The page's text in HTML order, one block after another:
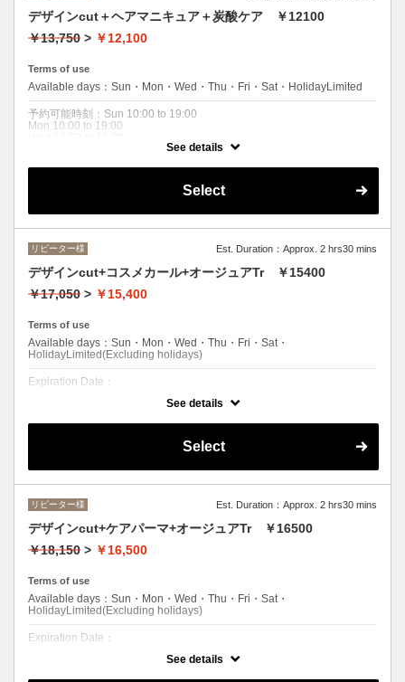
デザインcut＋ヘアマニキュア＋炭酸ケア ￥12100
￥13,750 > ￥12,100
Terms of use
Available days：Sun・Mon・Wed・Thu・Fri・Sat・HolidayLimited
予約可能時刻：Sun 10:00 to 19:00
Mon 10:00 to 19:00
Sat 10:00 to 19:00
Expiration Date：2026/08/31
炭酸ケアTr付き同一色で髪を傷めず、白髪をボカしたい方におススメで
す。ロング料金あり（M/￥1100L/￥1650～）
See details
Select
リピーター様 Est. Duration：Approx. 2 hrs30 mins
デザインcut+コスメカール+オージュアTr ￥15400
￥17,050 > ￥15,400
Terms of use
Available days：Sun・Mon・Wed・Thu・Fri・Sat・
HolidayLimited(Excluding holidays)
Expiration Date：
エルプリエご利用したことのあるお客様
●シャンプー/ブロー込み●クセ、骨格を見極めた似合わせカットと自然
See details
Select
リピーター様 Est. Duration：Approx. 2 hrs30 mins
デザインcut+ケアパーマ+オージュアTr ￥16500
￥18,150 > ￥16,500
Terms of use
Available days：Sun・Mon・Wed・Thu・Fri・Sat・
HolidayLimited(Excluding holidays)
Expiration Date：
エルプリエご利用したことのあるお客様
See details